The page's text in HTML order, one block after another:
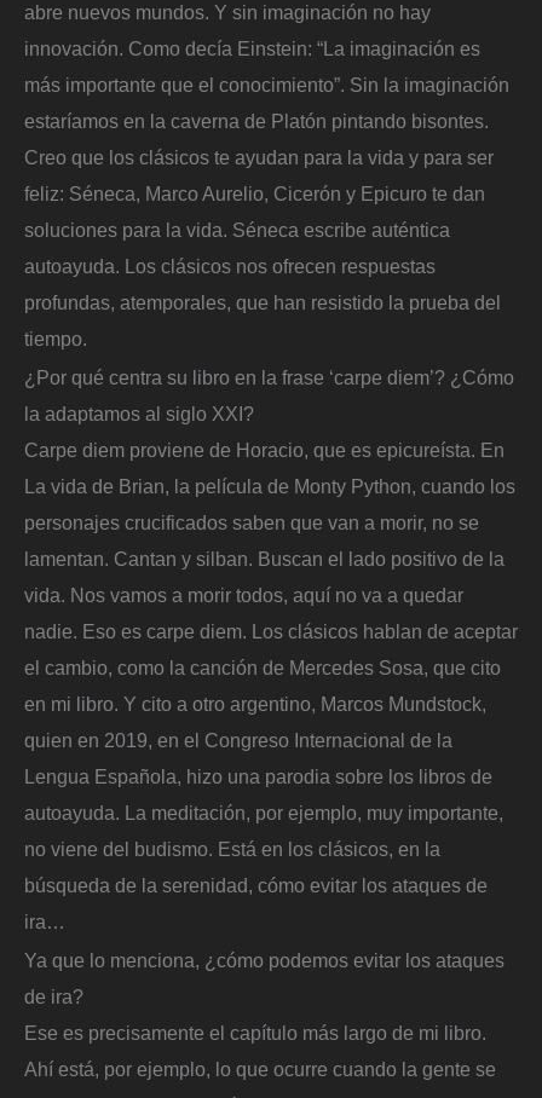
abre nuevos mundos. Y sin imaginación no hay
innovación. Como decía Einstein: “La imaginación es
más importante que el conocimiento”. Sin la imaginación
estaríamos en la caverna de Platón pintando bisontes.
Creo que los clásicos te ayudan para la vida y para ser
feliz: Séneca, Marco Aurelio, Cicerón y Epicuro te dan
soluciones para la vida. Séneca escribe auténtica
autoayuda. Los clásicos nos ofrecen respuestas
profundas, atemporales, que han resistido la prueba del
tiempo.
¿Por qué centra su libro en la frase ‘carpe diem’? ¿Cómo
la adaptamos al siglo XXI?
Carpe diem proviene de Horacio, que es epicureísta. En
La vida de Brian, la película de Monty Python, cuando los
personajes crucificados saben que van a morir, no se
lamentan. Cantan y silban. Buscan el lado positivo de la
vida. Nos vamos a morir todos, aquí no va a quedar
nadie. Eso es carpe diem. Los clásicos hablan de aceptar
el cambio, como la canción de Mercedes Sosa, que cito
en mi libro. Y cito a otro argentino, Marcos Mundstock,
quien en 2019, en el Congreso Internacional de la
Lengua Española, hizo una parodia sobre los libros de
autoayuda. La meditación, por ejemplo, muy importante,
no viene del budismo. Está en los clásicos, en la
búsqueda de la serenidad, cómo evitar los ataques de
ira…
Ya que lo menciona, ¿cómo podemos evitar los ataques
de ira?
Ese es precisamente el capítulo más largo de mi libro.
Ahí está, por ejemplo, lo que ocurre cuando la gente se